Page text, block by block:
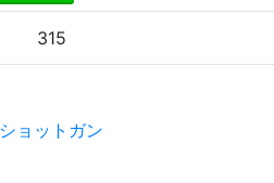
315
ショットガン